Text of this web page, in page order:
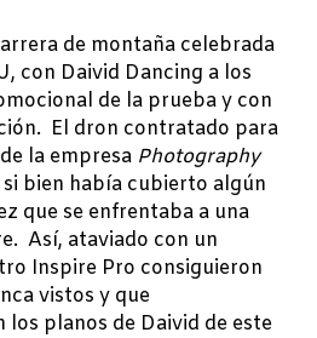
de montaña celebrada
con Daivid Dancing a los
de la prueba y con
El dron contratado para
la empresa Photography
si bien había cubierto algún
que se enfrentaba a una
Así, ataviado con un
Inspire Pro consiguieron
vistos y que
planos de Daivid de este